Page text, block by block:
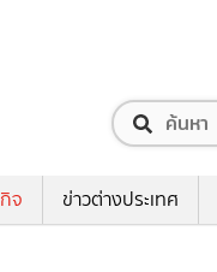
จ ข่าวต่างประเทศ